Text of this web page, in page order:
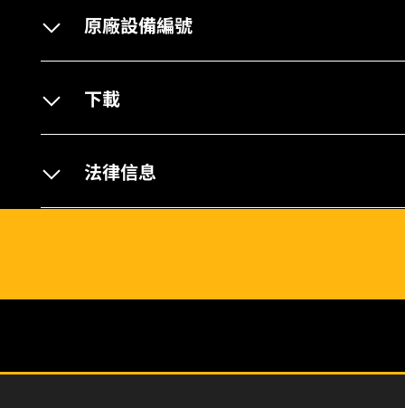
原廠設備編號
下載
法律信息